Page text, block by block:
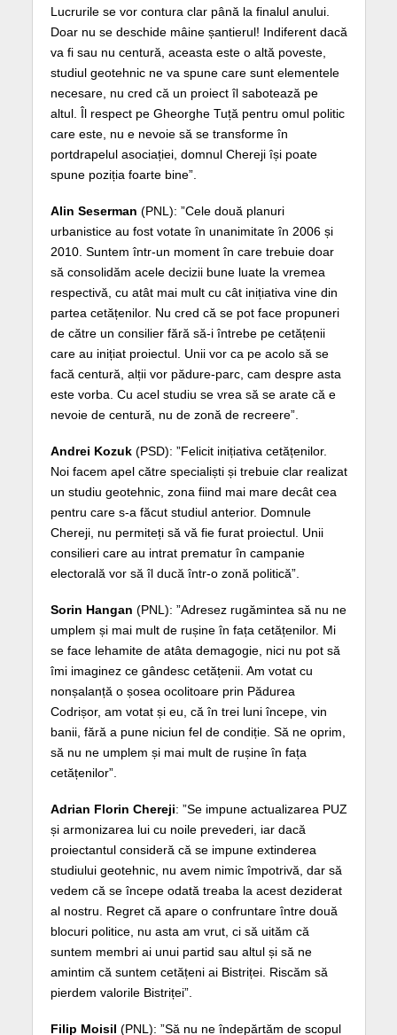
Lucrurile se vor contura clar până la finalul anului.
Doar nu se deschide mâine șantierul! Indiferent dacă
va fi sau nu centură, aceasta este o altă poveste,
studiul geotehnic ne va spune care sunt elementele
necesare, nu cred că un proiect îl sabotează pe
altul. Îl respect pe Gheorghe Tuță pentru omul politic
care este, nu e nevoie să se transforme în
portdrapelul asociației, domnul Chereji își poate
spune poziția foarte bine”.
Alin Seserman (PNL): ”Cele două planuri
urbanistice au fost votate în unanimitate în 2006 și
2010. Suntem într-un moment în care trebuie doar
să consolidăm acele decizii bune luate la vremea
respectivă, cu atât mai mult cu cât inițiativa vine din
partea cetățenilor. Nu cred că se pot face propuneri
de către un consilier fără să-i întrebe pe cetățenii
care au inițiat proiectul. Unii vor ca pe acolo să se
facă centură, alții vor pădure-parc, cam despre asta
este vorba. Cu acel studiu se vrea să se arate că e
nevoie de centură, nu de zonă de recreere”.
Andrei Kozuk(PSD): ”Felicit inițiativa cetățenilor.
Noi facem apel către specialiști și trebuie clar realizat
un studiu geotehnic, zona fiind mai mare decât cea
pentru care s-a făcut studiul anterior. Domnule
Chereji, nu permiteți să vă fie furat proiectul. Unii
consilieri care au intrat prematur în campanie
electorală vor să îl ducă într-o zonă politică”.
Sorin Hangan (PNL): ”Adresez rugămintea să nu ne
umplem și mai mult de rușine în fața cetățenilor. Mi
se face lehamite de atâta demagogie, nici nu pot să
îmi imaginez ce gândesc cetățenii. Am votat cu
nonșalanță o șosea ocolitoare prin Pădurea
Codrișor, am votat și eu, că în trei luni începe, vin
banii, fără a pune niciun fel de condiție. Să ne oprim,
să nu ne umplem și mai mult de rușine în fața
cetățenilor”.
Adrian Florin Chereji: ”Se impune actualizarea PUZ
și armonizarea lui cu noile prevederi, iar dacă
proiectantul consideră că se impune extinderea
studiului geotehnic, nu avem nimic împotrivă, dar să
vedem că se începe odată treaba la acest deziderat
al nostru. Regret că apare o confruntare între două
blocuri politice, nu asta am vrut, ci să uităm că
suntem membri ai unui partid sau altul și să ne
amintim că suntem cetățeni ai Bistriței. Riscăm să
pierdem valorile Bistriței”.
Filip Moisil (PNL): ”Să nu ne îndepărtăm de scopul